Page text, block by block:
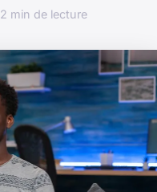
2 min de lecture